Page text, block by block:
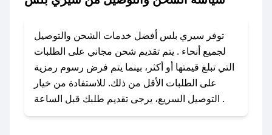
باستخدام تطبيق صحصح، يمكنك العثور بسهولة على
تواصل معنا عبر تويتر أو البريد الإلكتروني لإضافته
بسرعة.
### كيفية استخدام كود خصم سيري بلس؟
1. انسخ كود الخصم من تطبيق صحصح.
2. الصقه في خانة الدفع عند التسوق من سيري
توفر سيري بلس أفضل خدمات الشحن والتوصيل
لجميع أنحاء . يتم تقديم شحن مجاني على الطلبات
التي تبلغ قيمتها أو أكثر، بينما يتم فرض رسوم رمزية
على الطلبات الأقل من ذلك. للاستفادة من خيار
التوصيل السريع، يرجى تقديم طلبك قبل الساعة .